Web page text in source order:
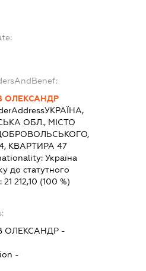
ОЛЕКСАНДР
УКРАЇНА,
ОБЛ., МІСТО
КВАРТИРА 47
Україна
до статутного
21 212,10 (100 %)
ОЛЕКСАНДР -
-